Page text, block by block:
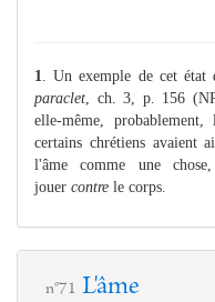
1 . Un exemple de cet
paraclet , ch. 3, p. 156
elle-même,
certains chrétiens avaient
l'âme comme une
jouer contre le corps.
n°71 L'âme